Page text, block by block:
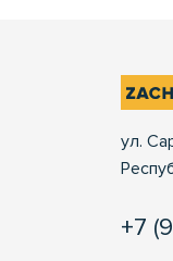
ул.
+7